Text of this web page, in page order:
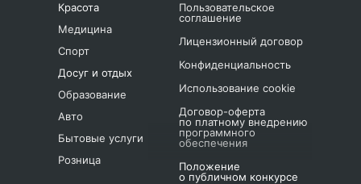
Медицина
Спорт
Розница
Красота
Авто
Образование
Бытовые услуги
Досуг и отдых
Пользовательское
соглашение
Лицензионный договор
Использование cookie
Конфиденциальность
Договор-оферта
по платному внедрению
программного
обеспечения
Положение
о публичном конкурсе